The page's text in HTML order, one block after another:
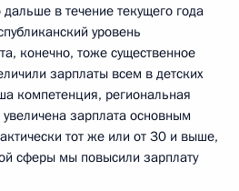
в течение текущего года
уровень
конечно, тоже существенное
зарплаты всем в детских
компетенция, региональная
зарплата основным
тот же или от 30 и выше,
сферы мы повысили зарплату